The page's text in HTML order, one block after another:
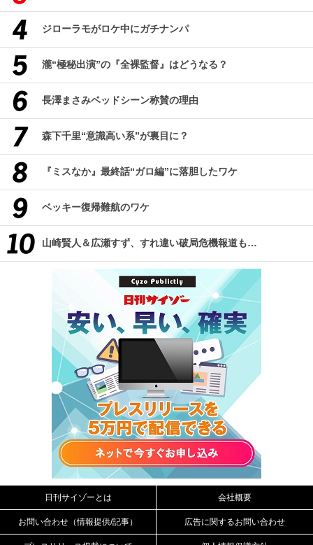
ジローラモがロケ中にガチナンパ
瀧“極秘出演”の『全裸監督』はどうなる？
長澤まさみベッドシーン称賛の理由
森下千里“意識高い系”が裏目に？
『ミスなか』最終話“ガロ編”に落胆したワケ
ベッキー復帰難航のワケ
山崎賢人＆広瀬すず、すれ違い破局危機報道も…
日刊サイゾーとは 会社概要
お問い合わせ（情報提供/記事） 広告に関するお問い合わせ